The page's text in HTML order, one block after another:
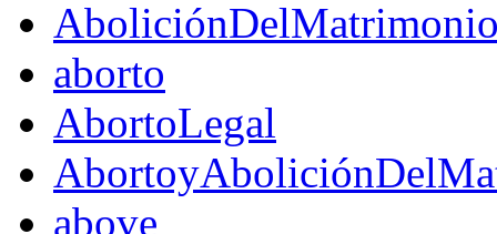
aborto
AbortoLegal
above